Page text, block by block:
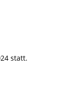
statt.